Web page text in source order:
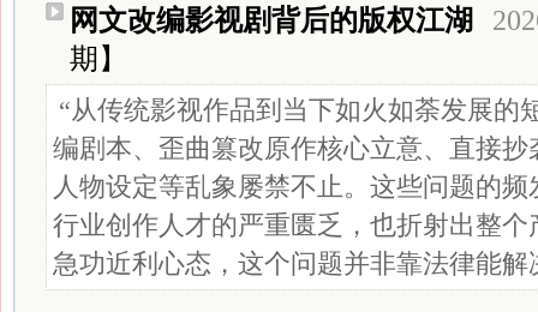
网文改编影视剧背后的版权江湖
期】
“从传统影视作品到当下如火如荼发展的
编剧本、歪曲篡改原作核心立意、直接
人物设定等乱象屡禁不止。这些问题的
行业创作人才的严重匮乏，也折射出整
急功近利心态，这个问题并非靠法律能解